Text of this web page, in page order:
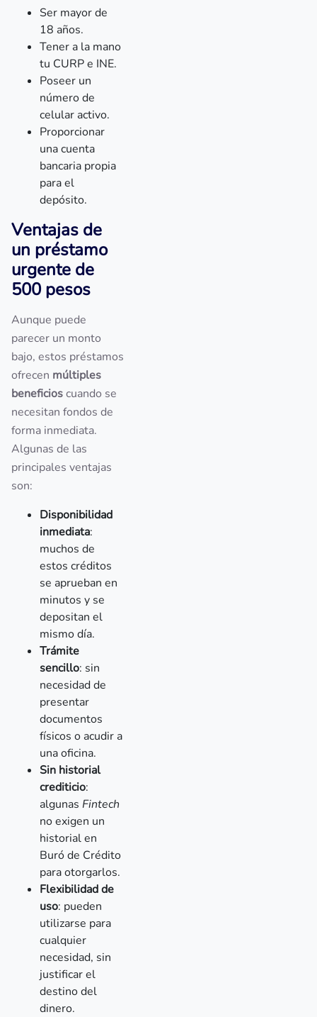
Ser mayor de
18 años.
Tener a la mano
tu CURP e INE.
Poseer un
número de
celular activo.
Proporcionar
una cuenta
bancaria propia
para el
depósito.
Ventajas de
un préstamo
urgente de
500 pesos
Aunque puede
parecer un monto
bajo, estos préstamos
ofrecen múltiples
beneficioscuando se
necesitan fondos de
forma inmediata.
Algunas de las
principales ventajas
son:
Disponibilidad
inmediata:
muchos de
estos créditos
se aprueban en
minutos y se
depositan el
mismo día.
Trámite
sencillo: sin
necesidad de
presentar
documentos
físicos o acudir a
una oficina.
Sin historial
crediticio:
algunas Fintech
no exigen un
historial en
Buró de Crédito
para otorgarlos.
Flexibilidad de
uso: pueden
utilizarse para
cualquier
necesidad, sin
justificar el
destino del
dinero.